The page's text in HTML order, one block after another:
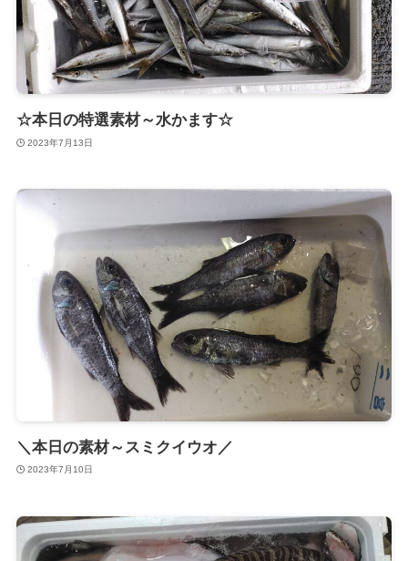
☆本日の特選素材～水かます☆
2023年7月13日
＼本日の素材～スミクイウオ／
2023年7月10日